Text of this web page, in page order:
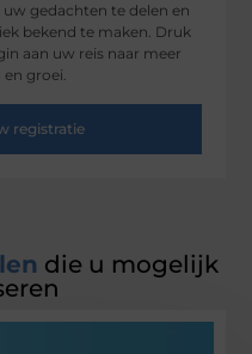
gedachten te delen en
bekend te maken. Druk
aan uw reis naar meer
groei.
registratie
die u mogelijk